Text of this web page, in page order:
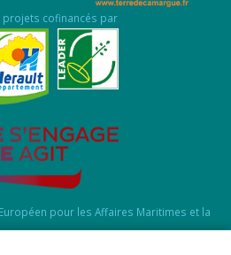
projets cofinancés par
pour les Affaires Maritimes et la